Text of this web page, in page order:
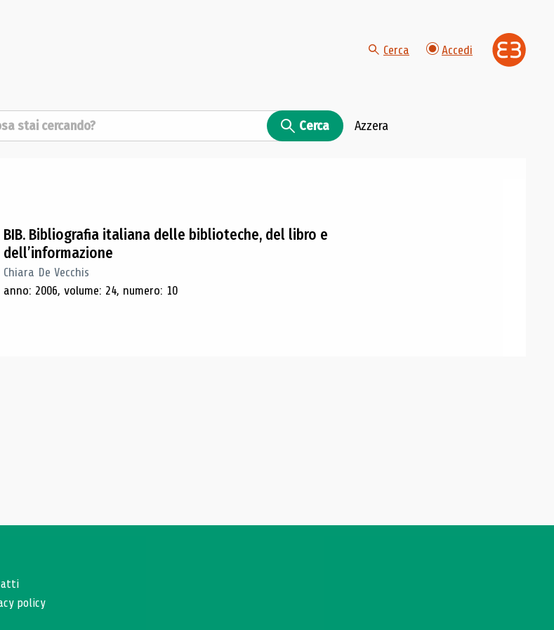
Cerca Accedi
Cerca Azzera
ricerca
BIB. Bibliografia italiana delle biblioteche, del libro e
dell’informazione
Chiara De Vecchis
anno: 2006, volume: 24, numero: 10
policy